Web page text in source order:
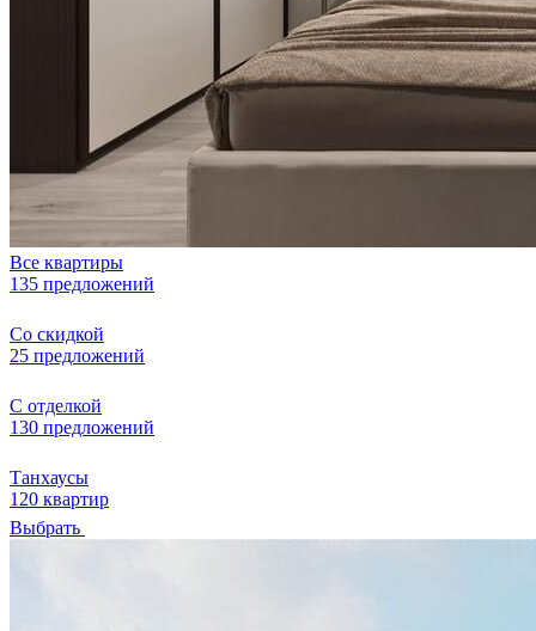
Все квартиры
135 предложений
Со скидкой
25 предложений
С отделкой
130 предложений
Танхаусы
120 квартир
Выбрать